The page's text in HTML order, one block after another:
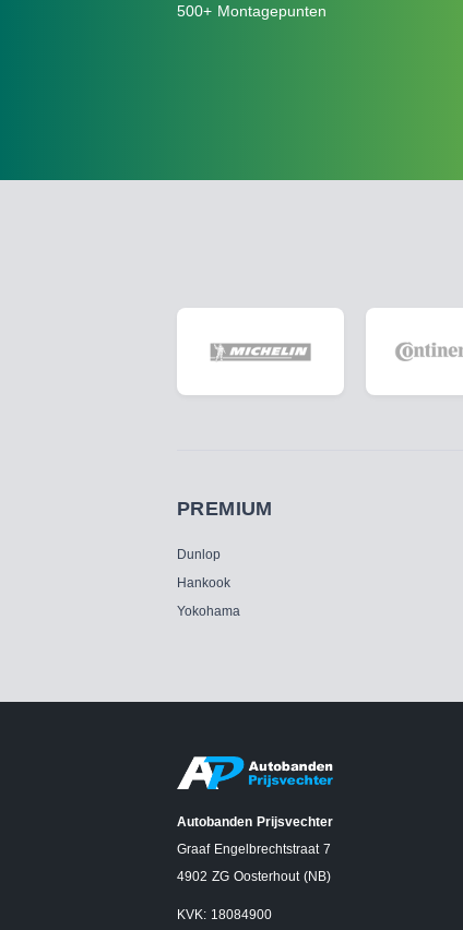
500+ Montagepunten
PREMIUM
Dunlop
Hankook
Yokohama
Autobanden Prijsvechter
Graaf Engelbrechtstraat 7
4902 ZG Oosterhout (NB)
KVK: 18084900